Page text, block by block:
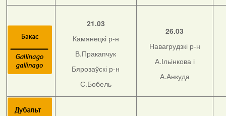
21.03
Камянецкі р-н
В.Пракапчук
Бярозаўскі р-н
С.Бобель
26.03
Навагрудзкі р-н
А.Ільінкова і
А.Анкуда